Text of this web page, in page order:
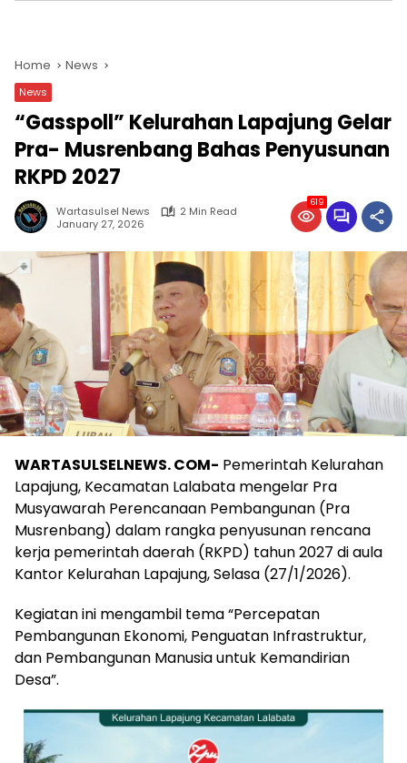
Home News
News
“Gasspoll” Kelurahan Lapajung Gelar
Pra- Musrenbang Bahas Penyusunan
RKPD 2027
Wartasulsel News
2 Min Read
January 27, 2026
619
WARTASULSELNEWS. COM- Pemerintah Kelurahan
Lapajung, Kecamatan Lalabata mengelar Pra
Musyawarah Perencanaan Pembangunan (Pra
Musrenbang) dalam rangka penyusunan rencana
kerja pemerintah daerah (RKPD) tahun 2027 di aula
Kantor Kelurahan Lapajung, Selasa (27/1/2026).
Kegiatan ini mengambil tema “Percepatan
Pembangunan Ekonomi, Penguatan Infrastruktur,
dan Pembangunan Manusia untuk Kemandirian
Desa”.